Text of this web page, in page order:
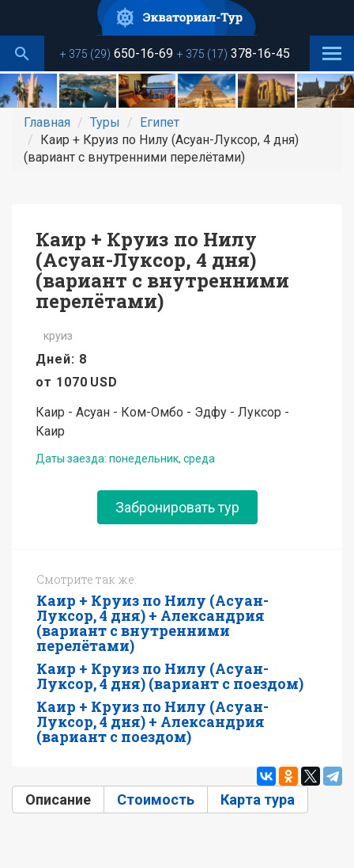
основному
содержанию+ 375 (29) 650-16-69 + 375 (17) 378-16-45
Главная Туры
Египет
Каир + Круиз по Нилу (Асуан-Луксор, 4 дня)
(вариант с внутренними перелётами)
Каир + Круиз по Нилу
(Асуан-Луксор, 4 дня)
(вариант с внутренними
перелётами)
круиз
Дней: 8
от 1070 USD
Каир - Асуан - Ком-Омбо - Эдфу - Луксор -
Каир
Даты заезда: понедельник, среда
Забронировать тур
Смотрите так же:
Каир + Круиз по Нилу (Асуан-
Луксор, 4 дня) + Александрия
(вариант с внутренними
перелётами)
Каир + Круиз по Нилу (Асуан-
Луксор, 4 дня) (вариант с поездом)
Каир + Круиз по Нилу (Асуан-
Луксор, 4 дня) + Александрия
(вариант с поездом)
Описание (активная вкладка)
Стоимость Карта тура